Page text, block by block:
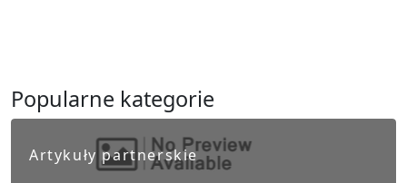
Popularne kategorie
Artykuły partnerskie